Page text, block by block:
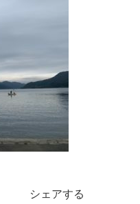
シェアする